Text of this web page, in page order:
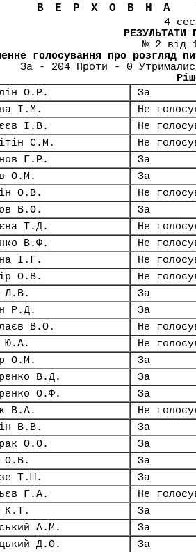
ВЕРХОВНА
4
РЕЗУЛЬТАТИ
№ 2 від
голосування про розгляд
За - 204 Проти - 0
О.Р.
За
І.М.
Не
І.В.
Не
С.М.
Не
Г.Р.
За
О.М.
За
О.В.
Не
В.О.
За
Т.Д.
Не
В.Ф.
Не
І.Г.
Не
О.В.
Не
Л.В.
За
Р.Д.
За
В.О.
Не
Ю.А.
Не
О.М.
За
В.Д.
За
О.Ф.
За
В.А.
Не
В.В.
За
О.О.
За
О.В.
За
Т.Ш.
За
Г.А.
Не
К.Т.
За
А.М.
За
Д.О.
За